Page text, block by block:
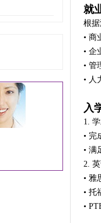
就
根
• 商
• 企
• 管
• 人
入
1.
• 完
• 满
2.
• 雅
• 托
•